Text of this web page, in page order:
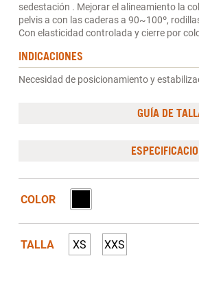
sedestación . Mejorar el alineamiento la
pelvis a con las caderas a 90~100º,
Con elasticidad controlada y cierre por
INDICACIONES
Necesidad de posicionamiento y
GUÍA DE
COLOR
TALLA XS XXS